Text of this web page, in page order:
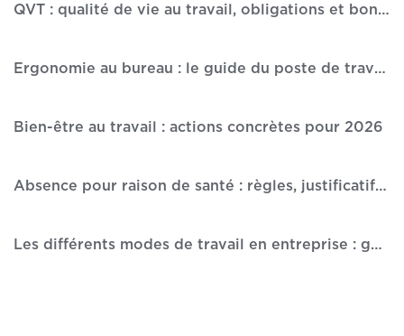
QVT : qualité de vie au travail, obligations et bonnes pratiques
Ergonomie au bureau : le guide du poste de travail idéal
Bien-être au travail : actions concrètes pour 2026
Absence pour raison de santé : règles, justificatifs et délais 2026
Les différents modes de travail en entreprise : guide complet